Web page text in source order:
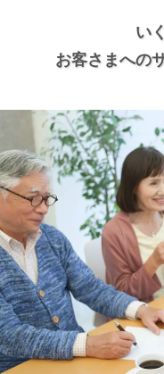
い
お客さまへの